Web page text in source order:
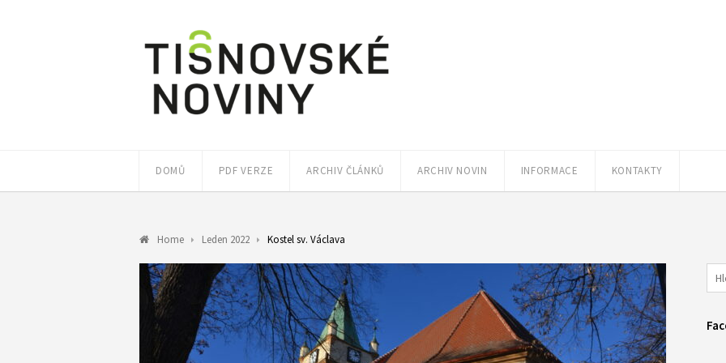
DOMŮ PDF VERZE ARCHIV ČLÁNKŮ ARCHIV NOVIN INFORMACE KONTAKTY
Home Leden 2022 Kostel sv. Václava